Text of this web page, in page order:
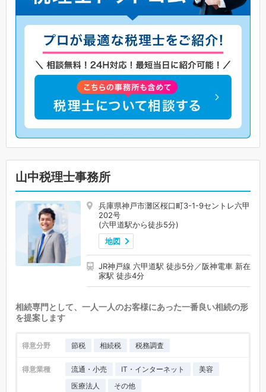
山中税理士事務所
兵庫県神戸市灘区桜口町3-1-9セントレ六甲
202号
(六甲道駅から徒歩5分)
地図
JR神戸線 六甲道駅 徒歩5分／阪神電車 新在
家駅 徒歩4分
相続専門として、一人一人のお客様にあった一番良い相続の形
を提案します
得意分野 節税 相続税 税務調査
得意業種 流通・小売 IT・インターネット
美容
医療法人
その他